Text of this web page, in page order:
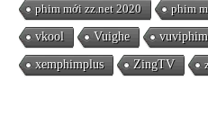
phim mới zz.net 2020 phim
vkool Vuighe
xemphimplus ZingTV